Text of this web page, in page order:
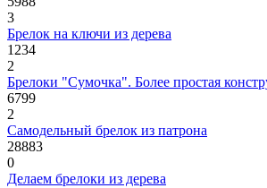
3
Брелок на ключи из дерева
1234
2
Брелоки "Сумочка". Более простая
6799
2
Самодельный брелок из патрона
28883
0
Делаем брелоки из дерева